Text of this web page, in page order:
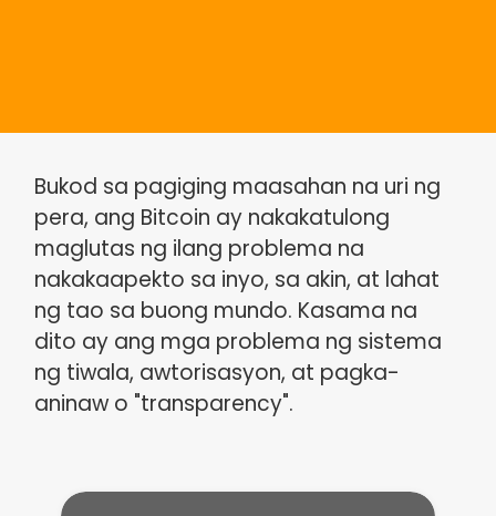
Bukod sa pagiging maasahan na uri ng
pera, ang Bitcoin ay nakakatulong
maglutas ng ilang problema na
nakakaapekto sa inyo, sa akin, at lahat
ng tao sa buong mundo. Kasama na
dito ay ang mga problema ng sistema
ng tiwala, awtorisasyon, at pagka-
aninaw o "transparency".